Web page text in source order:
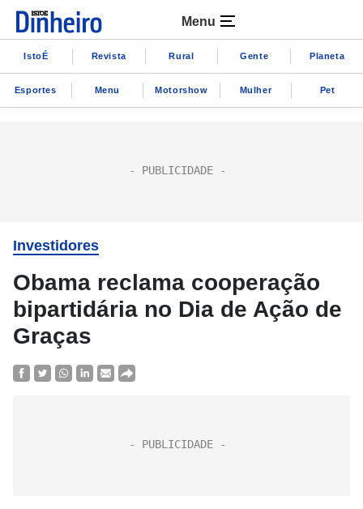
Menu
IstoÉ Revista Rural Gente Planeta
Esportes Menu Motorshow Mulher Pet
Investidores
Obama reclama cooperação
bipartidária no Dia de Ação de
Graças